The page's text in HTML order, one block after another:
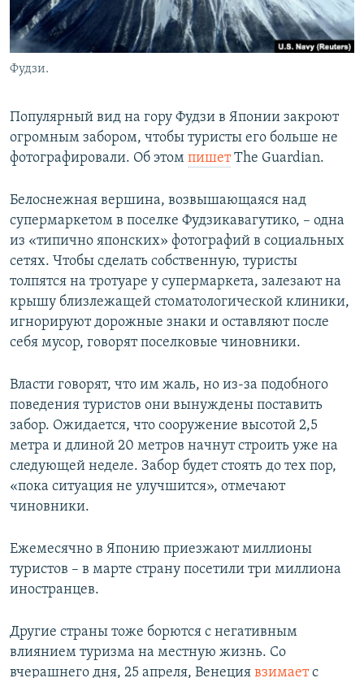
Фудзи.
Популярный вид на гору Фудзи в Японии закроют
огромным забором, чтобы туристы его больше не
фотографировали. Об этом пишетThe Guardian.
Белоснежная вершина, возвышающаяся над
супермаркетом в поселке Фудзикавагутико, – одна
из «типично японских» фотографий в социальных
сетях. Чтобы сделать собственную, туристы
толпятся на тротуаре у супермаркета, залезают на
крышу близлежащей стоматологической клиники,
игнорируют дорожные знаки и оставляют после
себя мусор, говорят поселковые чиновники.
Власти говорят, что им жаль, но из-за подобного
поведения туристов они вынуждены поставить
забор. Ожидается, что сооружение высотой 2,5
метра и длиной 20 метров начнут строить уже на
следующей неделе. Забор будет стоять до тех пор,
«пока ситуация не улучшится», отмечают
чиновники.
Ежемесячно в Японию приезжают миллионы
туристов – в марте страну посетили три миллиона
иностранцев.
Другие страны тоже борются с негативным
влиянием туризма на местную жизнь. Со
вчерашнего дня, 25 апреля, Венеция взимаетс